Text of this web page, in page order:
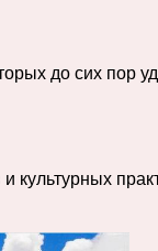
до сих пор
культурных